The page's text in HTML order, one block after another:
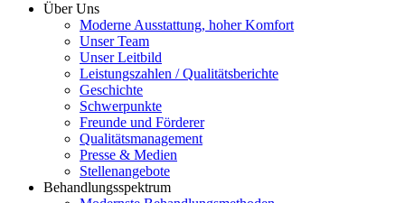
Über Uns
Moderne Ausstattung, hoher Komfort
Unser Team
Unser Leitbild
Leistungszahlen / Qualitätsberichte
Geschichte
Schwerpunkte
Freunde und Förderer
Qualitätsmanagement
Presse & Medien
Stellenangebote
Behandlungsspektrum